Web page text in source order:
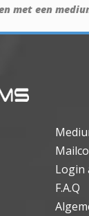
met een
Login
F.A.Q